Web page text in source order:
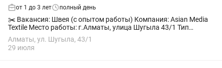
от 1 до 3 лет полный день
✂️ Вакансия: Швея (с опытом работы) Компания: Asian Media
Textile Место работы: г.Алматы, улица Шугыла 43/1 Тип
занятости: Полная занятость, стабильный график ⸻ 🧵 О
компании Asian Media Textile...
Алматы, ул. Шугыла, 43/1
29 июля